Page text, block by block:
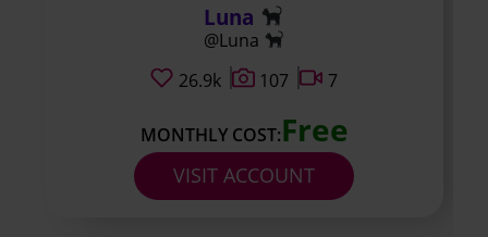
Luna
@Luna
26.9k
107 7
VISIT ACCOUNT
MONTHLY COST:Free